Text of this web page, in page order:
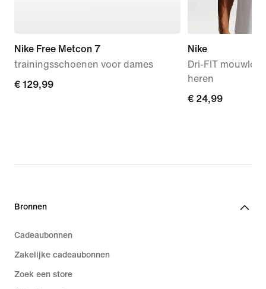
Nike Free Metcon 7
trainingsschoenen voor dames
€ 129,99
€ 129,99
Nike
Dri-FIT
heren
€ 24,99
€ 24,99
Bronnen
Cadeaubonnen
Zakelijke cadeaubonnen
Zoek een store